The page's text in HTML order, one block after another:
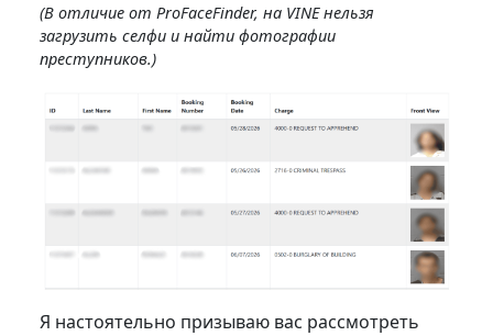
(В отличие от ProFaceFinder, на VINE нельзя
загрузить селфи и найти фотографии
преступников.)
Я настоятельно призываю вас рассмотреть